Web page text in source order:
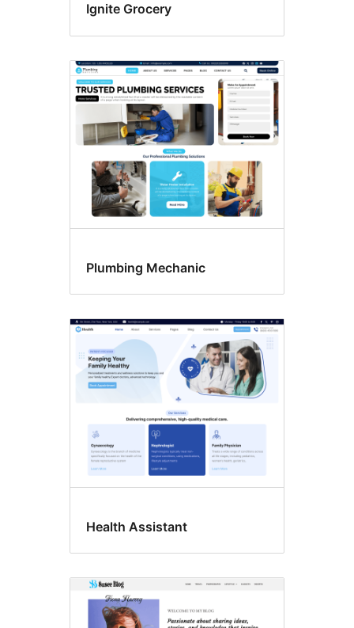
Ignite Grocery
Plumbing Mechanic
Health Assistant